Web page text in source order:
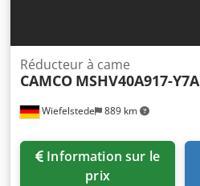
Wiefelstede 889 km
Réducteur à came
CAMCO MSHV40A917-Y7A
prix